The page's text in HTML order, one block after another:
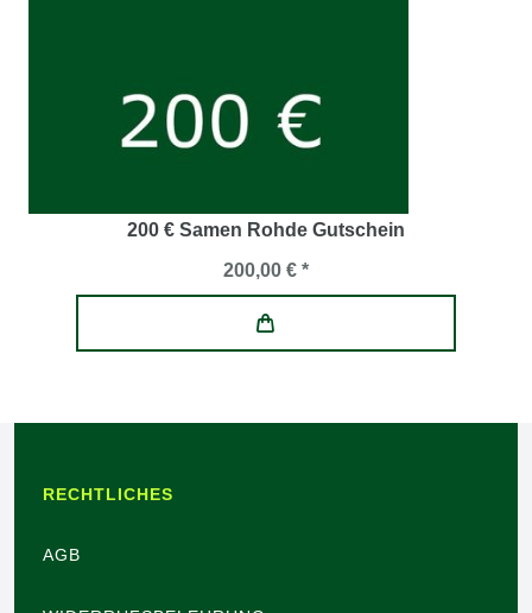
200 € Samen Rohde Gutschein
200,00 € *
RECHTLICHES
AGB